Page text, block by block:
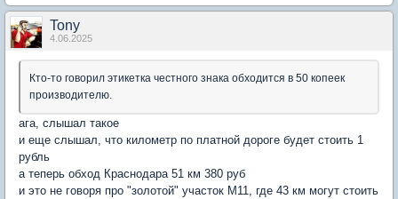
Tony
4.06.2025
Кто-то говорил этикетка честного знака обходится в 50 копеек
производителю.
ага, слышал такое
и еще слышал, что километр по платной дороге будет стоить 1
рубль
а теперь обход Краснодара 51 км 380 руб
и это не говоря про "золотой" участок М11, где 43 км могут стоить